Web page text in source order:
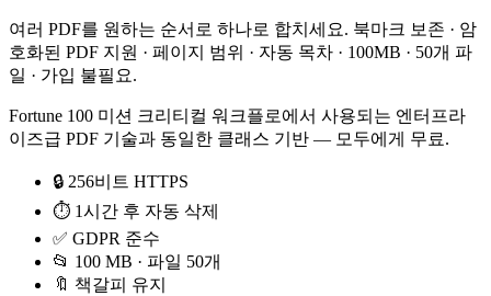
여러 PDF를 원하는 순서로 하나로 합치세요. 북마크 보존 · 암
호화된 PDF 지원 · 페이지 범위 · 자동 목차 · 100MB · 50개 파
일 · 가입 불필요.
Fortune 100 미션 크리티컬 워크플로에서 사용되는 엔터프라
이즈급 PDF 기술과 동일한 클래스 기반 — 모두에게 무료.
🔒 256비트 HTTPS
⏱ 1시간 후 자동 삭제
✅ GDPR 준수
📂 100 MB · 파일 50개
🔖 책갈피 유지